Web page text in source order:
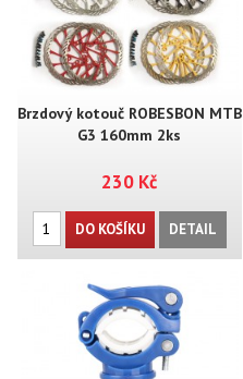
Brzdový kotouč ROBESBON MTB
G3 160mm 2ks
230 Kč
DO KOŠÍKU DETAIL